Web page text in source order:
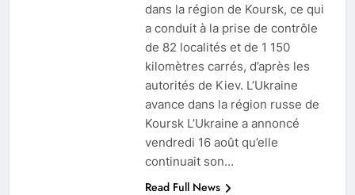
dans la région de Koursk, ce qui
a conduit à la prise de contrôle
de 82 localités et de 1 150
kilomètres carrés, d’après les
autorités de Kiev. L’Ukraine
avance dans la région russe de
Koursk L’Ukraine a annoncé
vendredi 16 août qu’elle
continuait son…
Read Full News